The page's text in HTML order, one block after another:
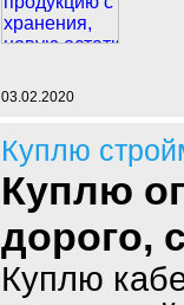
03.02.2020
Куплю
Куплю
дорого,
Куплю